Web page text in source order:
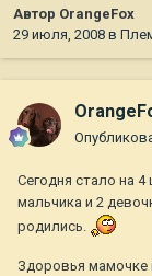
Автор OrangeFox
29 июля, 2008 в
Сегодня стало на
мальчика и 2
родились.
Здоровья